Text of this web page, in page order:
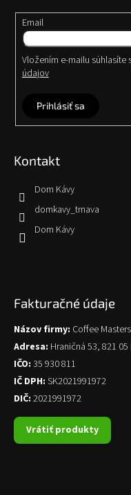
Email
Vložením e-mailu súhlasíte
údajov
Prihlásiť sa
Kontakt
Dom Kávy
domkavy_trnava
Dom Kávy
Fakturačné údaje
Názov firmy: Coffee
Adresa: Hraničná 53, 821 05
IČO: 35 930 811
IČ DPH: SK2021991972
DIČ: 2021991972
Vrátiť produkty